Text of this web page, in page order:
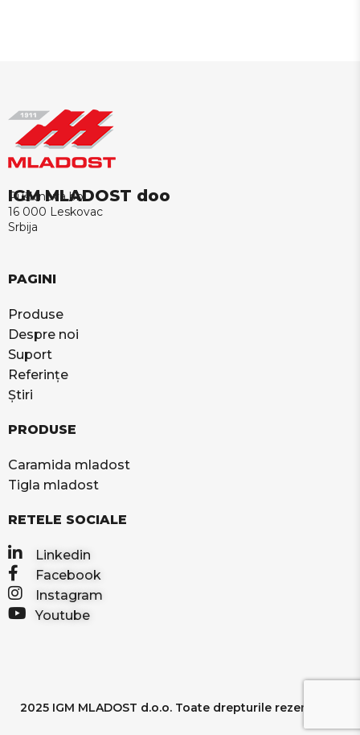
IGM MLADOST doo
Puškinova bb
16 000 Leskovac
Srbija
PAGINI
Produse
Despre noi
Suport
Referințe
Știri
PRODUSE
Caramida mladost
Tigla mladost
RETELE SOCIALE
Linkedin
Facebook
Instagram
Youtube
2025 IGM MLADOST d.o.o. Toate drepturile rezervate